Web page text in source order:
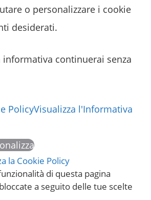
o personalizzare i cookie
desiderati.
informativa continuerai senza
PolicyVisualizza l'Informativa
la Cookie Policy
di questa pagina
a seguito delle tue scelte